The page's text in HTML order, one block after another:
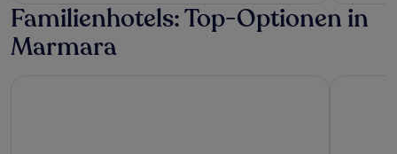
Familienhotels: Top-Optionen in
Marmara